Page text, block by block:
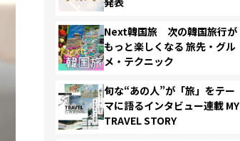
Next韓国旅 次の韓国旅行が
もっと楽しくなる 旅先・グル
メ・テクニック
旬な“あの人”が「旅」をテー
マに語るインタビュー連載 MY
TRAVEL STORY